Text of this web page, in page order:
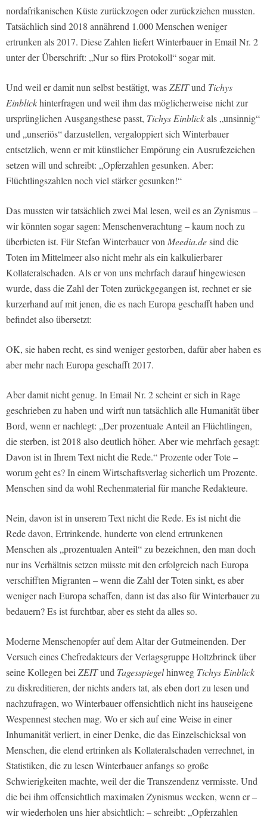
nordafrikanischen Küste zurückzogen oder zurückziehen mussten.
Tatsächlich sind 2018 annährend 1.000 Menschen weniger
ertrunken als 2017. Diese Zahlen liefert Winterbauer in Email Nr. 2
unter der Überschrift: „Nur so fürs Protokoll“ sogar mit.
Und weil er damit nun selbst bestätigt, wasZEITund Tichys
Einblickhinterfragen und weil ihm das möglicherweise nicht zur
ursprünglichen Ausgangsthese passt, Tichys Einblickals „unsinnig“
und „unseriös“ darzustellen, vergaloppiert sich Winterbauer
entsetzlich, wenn er mit künstlicher Empörung ein Ausrufezeichen
setzen will und schreibt: „Opferzahlen gesunken. Aber:
Flüchtlingszahlen noch viel stärker gesunken!“
Das mussten wir tatsächlich zwei Mal lesen, weil es an Zynismus –
wir könnten sogar sagen: Menschenverachtung – kaum noch zu
überbieten ist. Für Stefan Winterbauer von Meedia.desind die
Toten im Mittelmeer also nicht mehr als ein kalkulierbarer
Kollateralschaden. Als er von uns mehrfach darauf hingewiesen
wurde, dass die Zahl der Toten zurückgegangen ist, rechnet er sie
kurzerhand auf mit jenen, die es nach Europa geschafft haben und
befindet also übersetzt:
OK, sie haben recht, es sind weniger gestorben, dafür aber haben es
aber mehr nach Europa geschafft 2017.
Aber damit nicht genug. In Email Nr. 2 scheint er sich in Rage
geschrieben zu haben und wirft nun tatsächlich alle Humanität über
Bord, wenn er nachlegt: „Der prozentuale Anteil an Flüchtlingen,
die sterben, ist 2018 also deutlich höher. Aber wie mehrfach gesagt:
Davon ist in Ihrem Text nicht die Rede.“ Prozente oder Tote –
worum geht es? In einem Wirtschaftsverlag sicherlich um Prozente.
Menschen sind da wohl Rechenmaterial für manche Redakteure.
Nein, davon ist in unserem Text nicht die Rede. Es ist nicht die
Rede davon, Ertrinkende, hunderte von elend ertrunkenen
Menschen als „prozentualen Anteil“ zu bezeichnen, den man doch
nur ins Verhältnis setzen müsste mit den erfolgreich nach Europa
verschifften Migranten – wenn die Zahl der Toten sinkt, es aber
weniger nach Europa schaffen, dann ist das also für Winterbauer zu
bedauern? Es ist furchtbar, aber es steht da alles so.
Moderne Menschenopfer auf dem Altar der Gutmeinenden. Der
Versuch eines Chefredakteurs der Verlagsgruppe Holtzbrinck über
seine Kollegen bei ZEITund Tagesspiegelhinweg Tichys Einblick
zu diskreditieren, der nichts anders tat, als eben dort zu lesen und
nachzufragen, wo Winterbauer offensichtlich nicht ins hauseigene
Wespennest stechen mag. Wo er sich auf eine Weise in einer
Inhumanität verliert, in einer Denke, die das Einzelschicksal von
Menschen, die elend ertrinken als Kollateralschaden verrechnet, in
Statistiken, die zu lesen Winterbauer anfangs so große
Schwierigkeiten machte, weil der die Transzendenz vermisste. Und
die bei ihm offensichtlich maximalen Zynismus wecken, wenn er –
wir wiederholen uns hier absichtlich: – schreibt: „Opferzahlen